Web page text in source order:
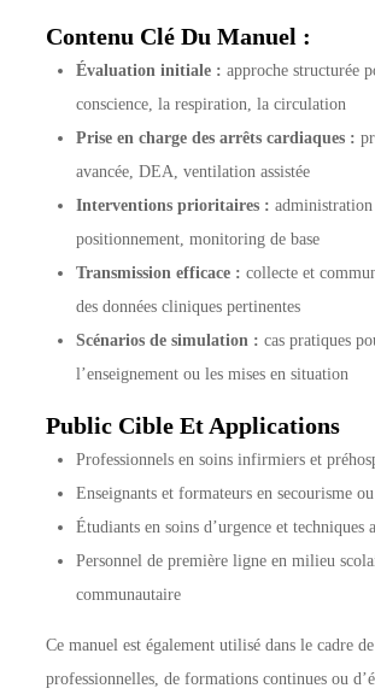
Contenu Clé Du Manuel :
Évaluation initiale : approche structurée
conscience, la respiration, la circulation
Prise en charge des arrêts cardiaques :
avancée, DEA, ventilation assistée
Interventions prioritaires : administration
positionnement, monitoring de base
Transmission efficace : collecte et
des données cliniques pertinentes
Scénarios de simulation : cas pratiques
l’enseignement ou les mises en situation
Public Cible Et Applications
Professionnels en soins infirmiers et
Enseignants et formateurs en secourisme
Étudiants en soins d’urgence et techniques
Personnel de première ligne en milieu
communautaire
Ce manuel est également utilisé dans le cadre
professionnelles, de formations continues ou